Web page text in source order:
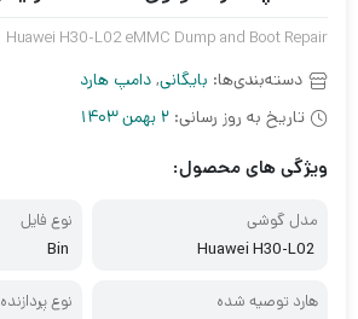
Huawei H30-L02 eMMC Dump and Boot Repair
دسته‌بندی‌ها: بایگانی, دامپ هارد
تاریخ به روز رسانی: 2 بهمن 1403
ویژگی های محصول:
مدل گوشی
Huawei H30-L02
نوع فایل
Bin
هارد توصیه شده
نوع پردازنده